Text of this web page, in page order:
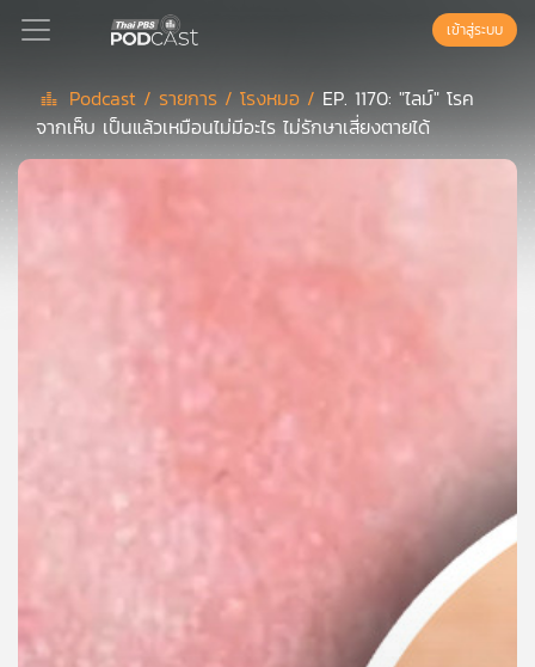
Podcast
ลิ
เพลง
เข้าสู่ระบบ
Podcast / รายการ /โรงหมอ / EP. 1170: "ไลม์" โรค
จากเห็บ เป็นแล้วเหมือนไม่มีอะไร ไม่รักษาเสี่ยงตายได้